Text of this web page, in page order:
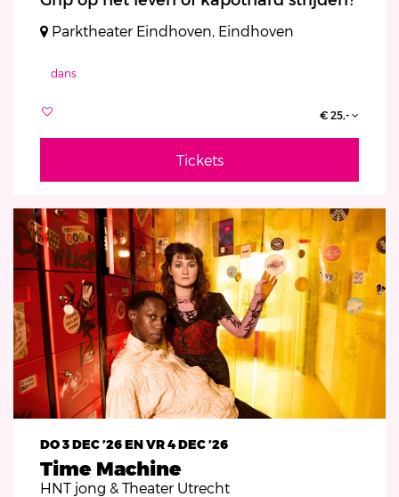
Parktheater Eindhoven, Eindhoven
dans
€ 25,-
Tickets
Time Machine
HNT jong & Theater Utrecht
DO 3 DEC ’26ENVR 4 DEC ’26